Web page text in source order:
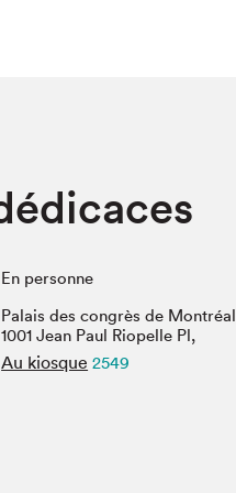
En personne
Palais des congrès de Montréal
1001 Jean Paul Riopelle Pl,
Au kiosque 2549